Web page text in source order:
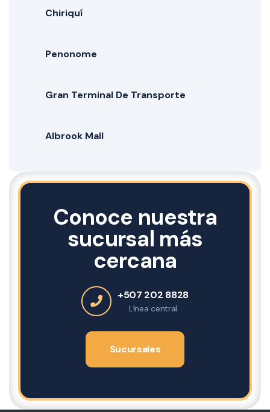
Chiriquí
Penonome
Gran Terminal De Transporte
Albrook Mall
Conoce nuestra
sucursal más
cercana
+507 202 8828
Línea central
Sucursales